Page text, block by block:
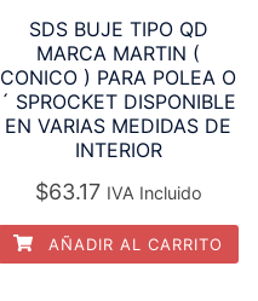
SDS BUJE TIPO QD
MARCA MARTIN (
CONICO ) PARA POLEA O
´ SPROCKET DISPONIBLE
EN VARIAS MEDIDAS DE
INTERIOR
$63.17 IVA Incluido
AÑADIR AL CARRITO